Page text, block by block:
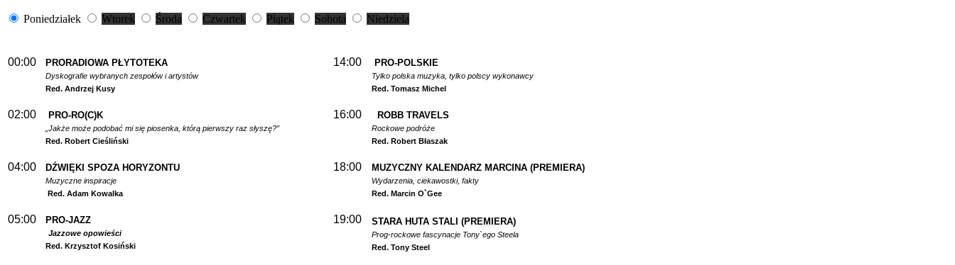
Poniedziałek Wtorek Środa Czwartek Piątek Sobota Niedziela
00:00 PRORADIOWA PŁYTOTEKA
Dyskografie wybranych zespołów i artystów
Red. Andrzej Kusy
14:00 PRO-POLSKIE
Tylko polska muzyka, tylko polscy wykonawcy
Red. Tomasz Michel
02:00 PRO-RO(C)K
„Jakże może podobać mi się piosenka, którą pierwszy raz słyszę?”
Red. Robert Cieśliński
16:00 ROBB TRAVELS
Rockowe podróże
Red. Robert Błaszak
04:00 DŹWIĘKI SPOZA HORYZONTU
Muzyczne inspiracje
Red. Adam Kowalka
18:00 MUZYCZNY KALENDARZ MARCINA (PREMIERA)
Wydarzenia, ciekawostki, fakty
Red. Marcin O`Gee
05:00 PRO-JAZZ
Jazzowe opowieści
Red. Krzysztof Kosiński
19:00 STARA HUTA STALI (PREMIERA)
Prog-rockowe fascynacje Tony`ego Steela
Red. Tony Steel